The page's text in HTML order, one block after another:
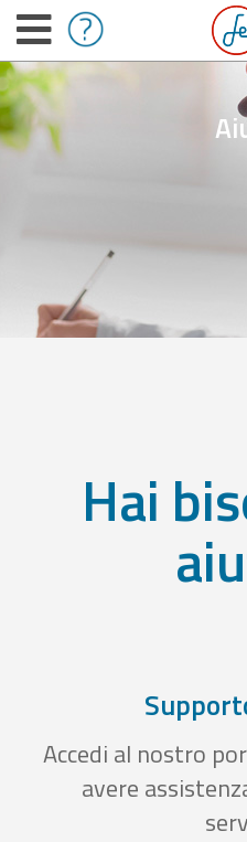
Hai
Accedi al nostro
avere